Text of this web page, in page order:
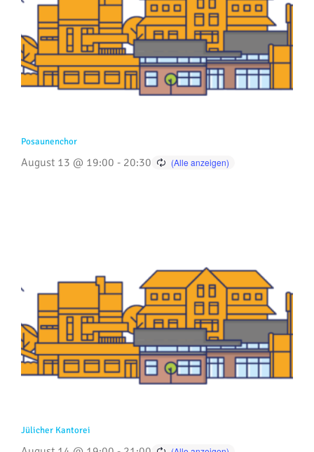
Posaunenchor
August 13 @ 19:00 - 20:30
Jülicher Kantorei